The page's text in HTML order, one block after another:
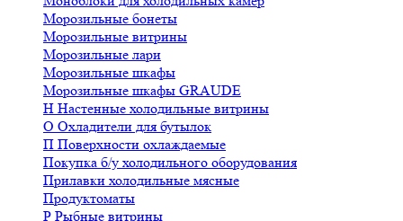
Морозильные бонеты
Морозильные витрины
Морозильные лари
Морозильные шкафы
Морозильные шкафы GRAUDE
Н Настенные холодильные витрины
О Охладители для бутылок
П Поверхности охлаждаемые
Покупка б/у холодильного оборудования
Прилавки холодильные мясные
Продуктоматы
Р Рыбные витрины